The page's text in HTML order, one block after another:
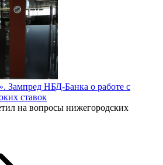
Зампред НБД-Банка о работе с
ставок
на вопросы нижегородских